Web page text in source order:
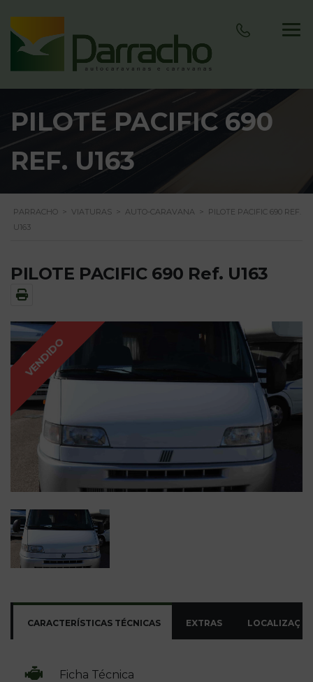
PILOTE PACIFIC 690
REF. U163
PARRACHO > VIATURAS > AUTO-CARAVANA >
PILOTE PACIFIC 690 REF.
U163
PILOTE PACIFIC 690 Ref. U163
VENDIDO
CARACTERÍSTICAS TÉCNICAS EXTRAS
Ficha Técnica